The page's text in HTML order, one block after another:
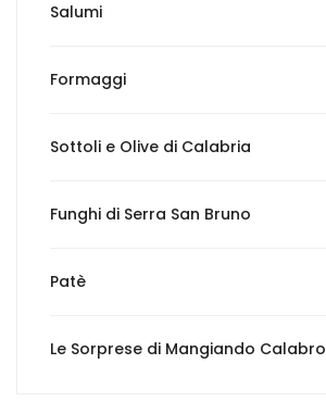
Salumi
Formaggi
Sottoli e Olive di Calabria
Funghi di Serra San Bruno
Patè
Le Sorprese di Mangiando Calabro